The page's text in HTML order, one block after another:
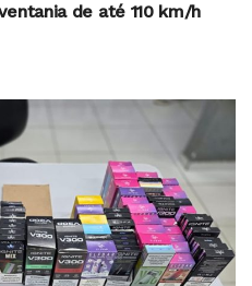
de até 110 km/h